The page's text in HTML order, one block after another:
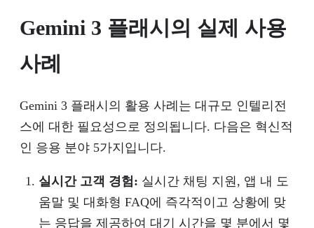
Gemini 3 플래시의 실제 사용
사례
Gemini 3 플래시의 활용 사례는 대규모 인텔리전
스에 대한 필요성으로 정의됩니다. 다음은 혁신적
인 응용 분야 5가지입니다.
실시간 고객 경험: 실시간 채팅 지원, 앱 내 도
움말 및 대화형 FAQ에 즉각적이고 상황에 맞
는 응답을 제공하여 대기 시간을 몇 분에서 몇